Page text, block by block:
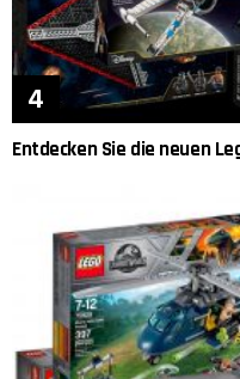
Entdecken Sie die neuen